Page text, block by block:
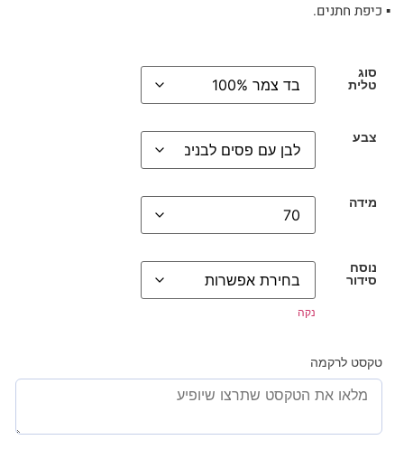
▪︎ כיפת חתנים.
סוג
טלית
צבע
מידה
נוסח
סידור
נקה
טקסט לרקמה